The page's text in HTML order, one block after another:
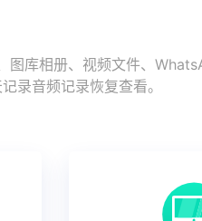
库相册、视频文件、
录音频记录恢复查看。